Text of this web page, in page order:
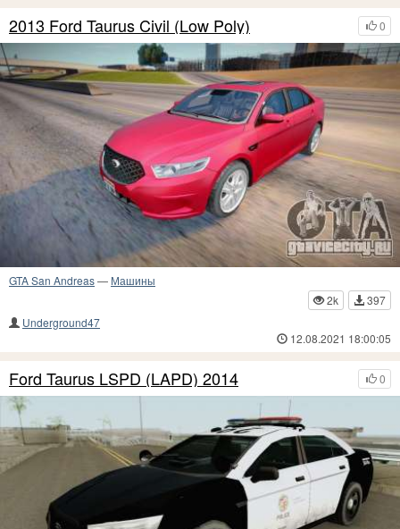
0
2013 Ford Taurus Civil (Low Poly)
GTA San Andreas— Машины
2k
397
Underground47
12.08.2021 18:00:05
0
Ford Taurus LSPD (LAPD) 2014